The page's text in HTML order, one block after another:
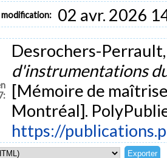
02 avr. 2026
Desrochers-
d'instrumentations
[Mémoire de
Montréal].
https://